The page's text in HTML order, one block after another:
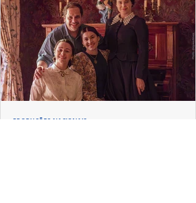
PRODUÇÕES NACIONAIS